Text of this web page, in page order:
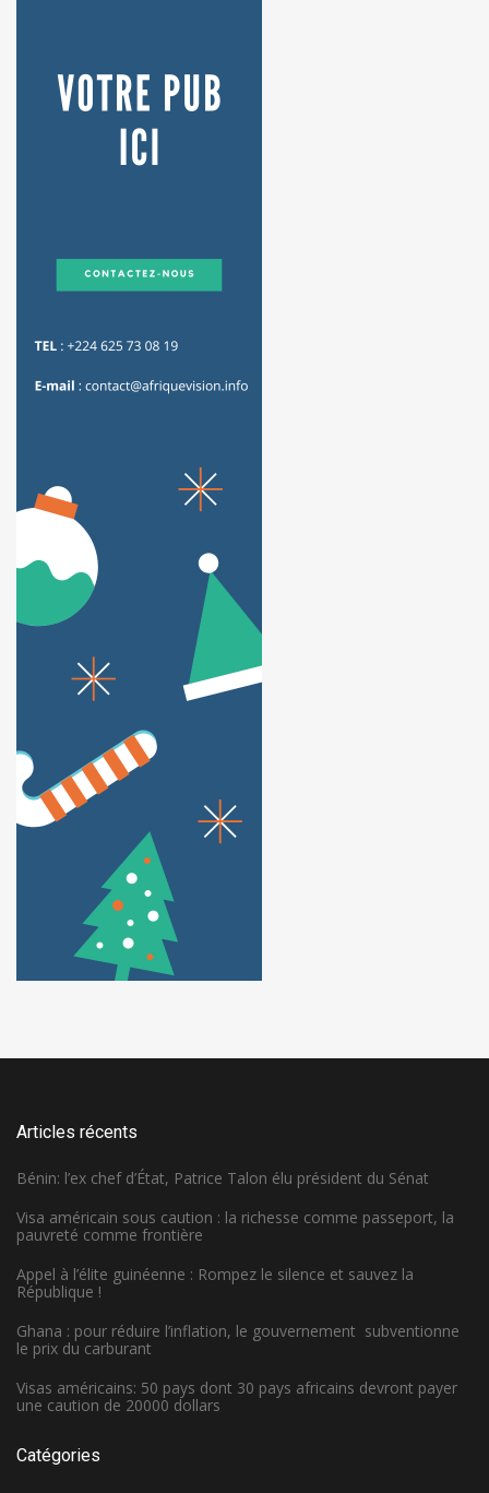
Articles récents
Bénin: l’ex chef d’État, Patrice Talon élu président du Sénat
Visa américain sous caution : la richesse comme passeport, la
pauvreté comme frontière
Appel à l’élite guinéenne : Rompez le silence et sauvez la
République !
Ghana : pour réduire l’inflation, le gouvernement subventionne
le prix du carburant
Visas américains: 50 pays dont 30 pays africains devront payer
une caution de 20000 dollars
Catégories